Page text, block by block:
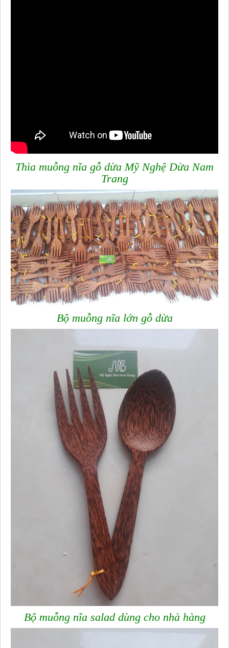
Thìa muỗng nĩa gỗ dừa Mỹ Nghệ Dừa Nam
Trang
Bộ muỗng nĩa lớn gỗ dừa
Bộ muỗng nĩa salad dùng cho nhà hàng